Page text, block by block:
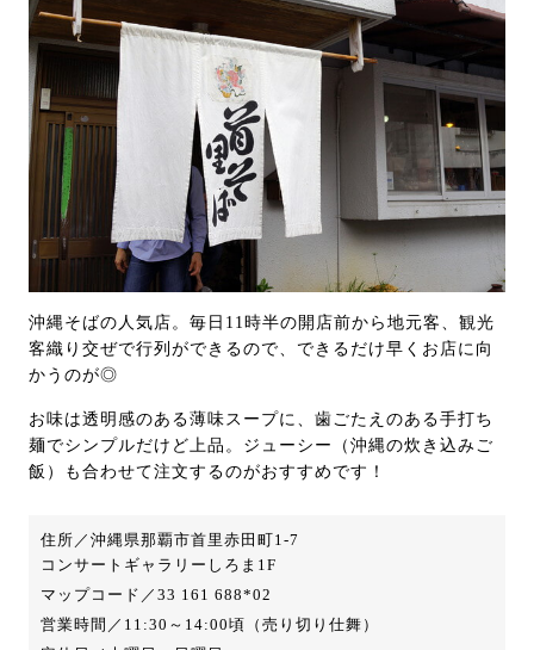
沖縄そばの人気店。毎日11時半の開店前から地元客、観光
客織り交ぜで行列ができるので、できるだけ早くお店に向
かうのが◎
お味は透明感のある薄味スープに、歯ごたえのある手打ち
麺でシンプルだけど上品。ジューシー（沖縄の炊き込みご
飯）も合わせて注文するのがおすすめです！
住所／沖縄県那覇市首里赤田町1-7
コンサートギャラリーしろま1F
マップコード／33 161 688*02
営業時間／11:30～14:00頃（売り切り仕舞）